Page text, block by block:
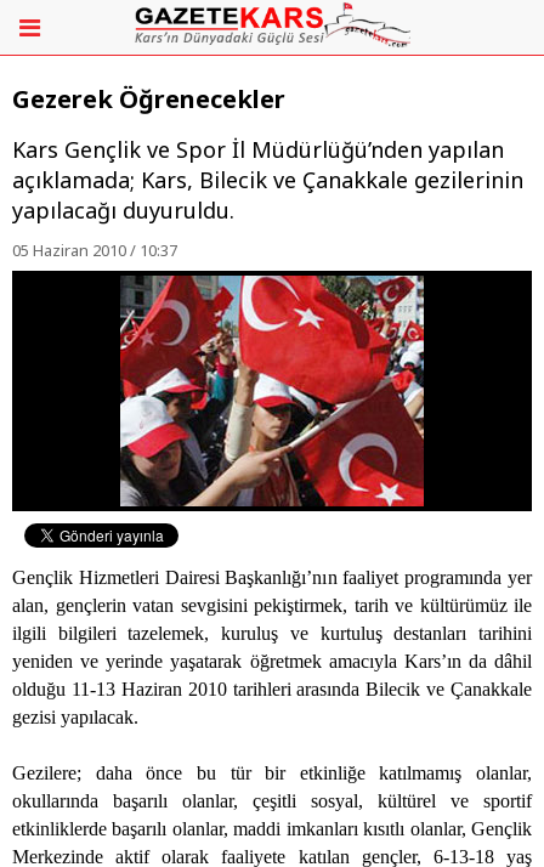
Gezerek Öğrenecekler
Kars Gençlik ve Spor İl Müdürlüğü’nden yapılan
açıklamada; Kars, Bilecik ve Çanakkale gezilerinin
yapılacağı duyuruldu.
05 Haziran 2010 / 10:37
Gençlik Hizmetleri Dairesi Başkanlığı’nın faaliyet programında yer
alan, gençlerin vatan sevgisini pekiştirmek, tarih ve kültürümüz ile
ilgili bilgileri tazelemek, kuruluş ve kurtuluş destanları tarihini
yeniden ve yerinde yaşatarak öğretmek amacıyla Kars’ın da dâhil
olduğu 11-13 Haziran 2010 tarihleri arasında Bilecik ve Çanakkale
gezisi yapılacak.
Gezilere; daha önce bu tür bir etkinliğe katılmamış olanlar,
okullarında başarılı olanlar, çeşitli sosyal, kültürel ve sportif
etkinliklerde başarılı olanlar, maddi imkanları kısıtlı olanlar, Gençlik
Merkezinde aktif olarak faaliyete katılan gençler, 6-13-18 yaş